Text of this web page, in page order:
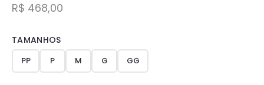
R$ 468,00
TAMANHOS
PP P M G GG